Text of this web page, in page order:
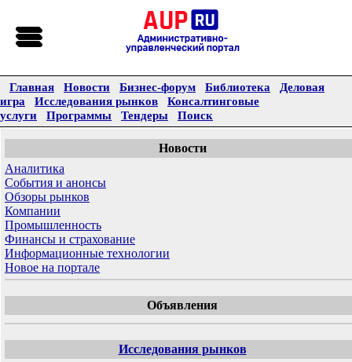
Главная Новости Бизнес-форум Библиотека
Деловая
игра
Исследования рынков
Консалтинговые
услуги
Программы Тендеры Поиск
Новости
Аналитика
События и анонсы
Обзоры рынков
Компании
Промышленность
Финансы и страхование
Информационные технологии
Новое на портале
Объявления
Исследования рынков